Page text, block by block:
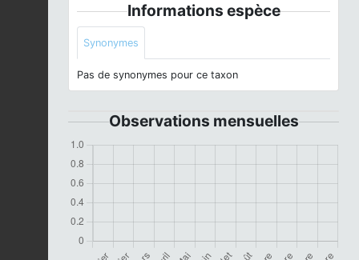
Informations espèce
Synonymes
Pas de synonymes pour ce taxon
Observations mensuelles